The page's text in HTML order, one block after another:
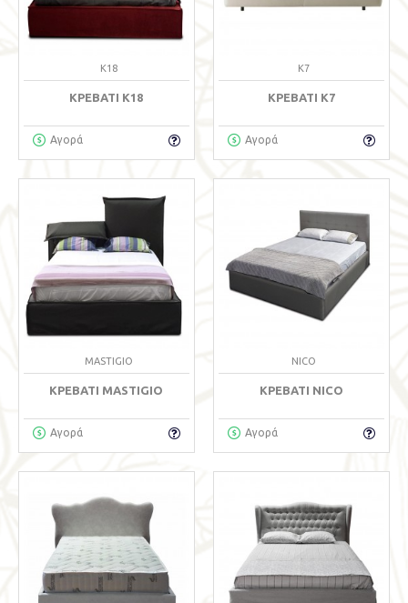
K18
ΚΡΕΒΆΤΙ K18
Αγορά
K7
ΚΡΕΒΆΤΙ K7
Αγορά
MASTIGIO
ΚΡΕΒΆΤΙ MASTIGIO
Αγορά
NICO
ΚΡΕΒΆΤΙ NICO
Αγορά